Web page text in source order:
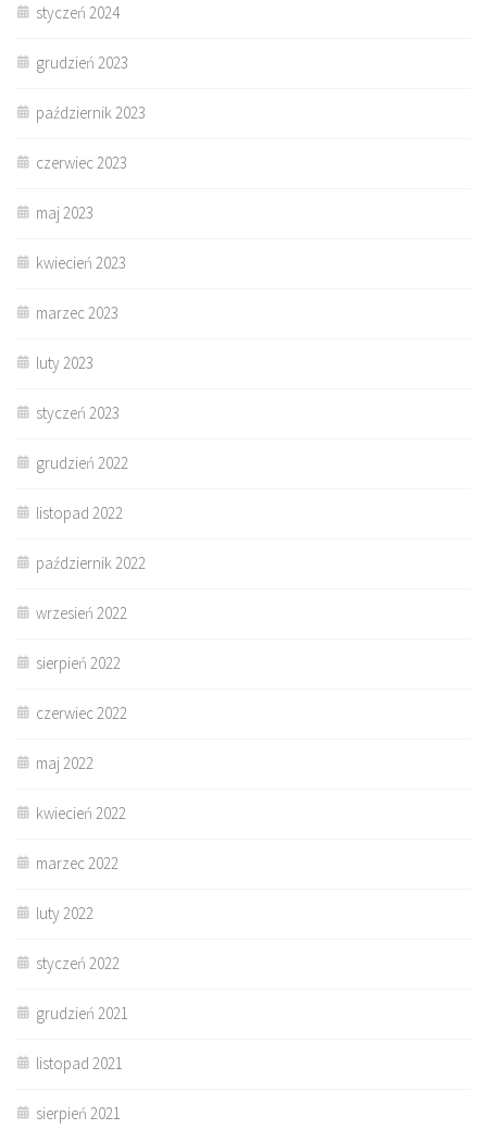
styczeń 2024
grudzień 2023
październik 2023
czerwiec 2023
maj 2023
kwiecień 2023
marzec 2023
luty 2023
styczeń 2023
grudzień 2022
listopad 2022
październik 2022
wrzesień 2022
sierpień 2022
czerwiec 2022
maj 2022
kwiecień 2022
marzec 2022
luty 2022
styczeń 2022
grudzień 2021
listopad 2021
sierpień 2021